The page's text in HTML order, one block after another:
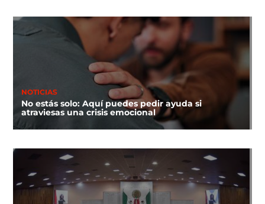
NOTICIAS
No estás solo: Aquí puedes pedir ayuda si
atraviesas una crisis emocional